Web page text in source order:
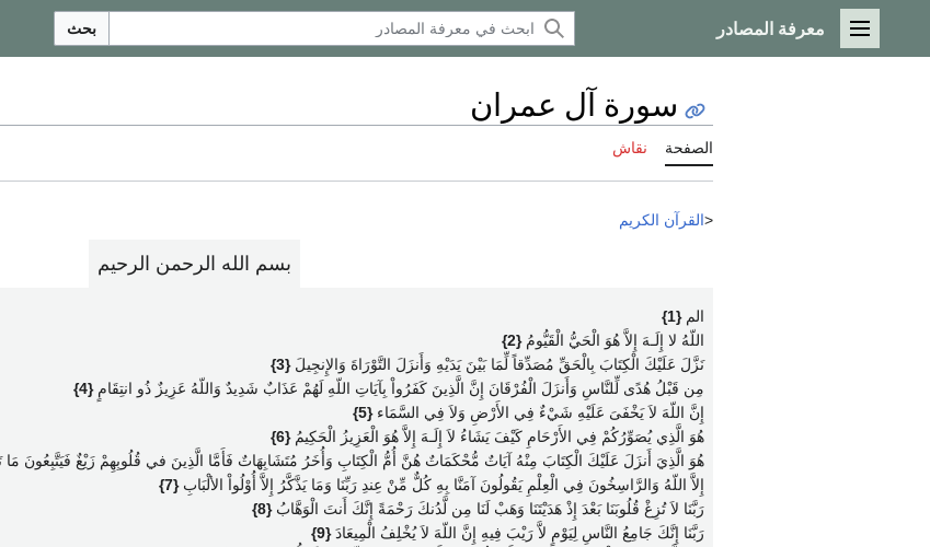
القائمة الرئيسية
معرفة المصادر بحث
سورة آل عمران
الصفحة نقاش
<القرآن الكريم
بسم الله الرحمن الرحيم
الم{1}
اللّهُ لا إِلَـهَ إِلاَّ هُوَ الْحَيُّ الْقَيُّومُ{2}
نَزَّلَ عَلَيْكَ الْكِتَابَ بِالْحَقِّ مُصَدِّقاً لِّمَا بَيْنَ يَدَيْهِ وَأَنزَلَ التَّوْرَاةَ وَالإِنجِيلَ{3}
مِن قَبْلُ هُدًى لِّلنَّاسِ وَأَنزَلَ الْفُرْقَانَ إِنَّ الَّذِينَ كَفَرُواْ بِآيَاتِ اللّهِ لَهُمْ عَذَابٌ شَدِيدٌ وَاللّهُ عَزِيزٌ ذُو انتِقَامٍ{4}
إِنَّ اللّهَ لاَ يَخْفَىَ عَلَيْهِ شَيْءٌ فِي الأَرْضِ وَلاَ فِي السَّمَاء{5}
هُوَ الَّذِي يُصَوِّرُكُمْ فِي الأَرْحَامِ كَيْفَ يَشَاءُ لاَ إِلَـهَ إِلاَّ هُوَ الْعَزِيزُ الْحَكِيمُ{6}
هُوَ الَّذِيَ أَنزَلَ عَلَيْكَ الْكِتَابَ مِنْهُ آيَاتٌ مُّحْكَمَاتٌ هُنَّ أُمُّ الْكِتَابِ وَأُخَرُ مُتَشَابِهَاتٌ فَأَمَّا الَّذِينَ في قُلُوبِهِمْ زَيْغٌ فَيَتَّبِعُونَ مَا
إِلاَّ اللّهُ وَالرَّاسِخُونَ فِي الْعِلْمِ يَقُولُونَ آمَنَّا بِهِ كُلٌّ مِّنْ عِندِ رَبِّنَا وَمَا يَذَّكَّرُ إِلاَّ أُوْلُواْ الألْبَابِ{7}
رَبَّنَا لاَ تُزِغْ قُلُوبَنَا بَعْدَ إِذْ هَدَيْتَنَا وَهَبْ لَنَا مِن لَّدُنكَ رَحْمَةً إِنَّكَ أَنتَ الْوَهَّابُ{8}
رَبَّنَا إِنَّكَ جَامِعُ النَّاسِ لِيَوْمٍ لاَّ رَيْبَ فِيهِ إِنَّ اللّهَ لاَ يُخْلِفُ الْمِيعَادَ{9}